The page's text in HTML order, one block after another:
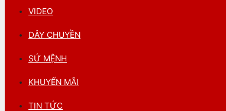
VIDEO
DÂY CHUYỀN
SỨ MỆNH
KHUYẾN MÃI
TIN TỨC